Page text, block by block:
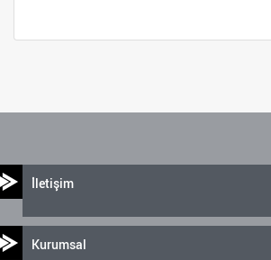
İletişim
Kurumsal